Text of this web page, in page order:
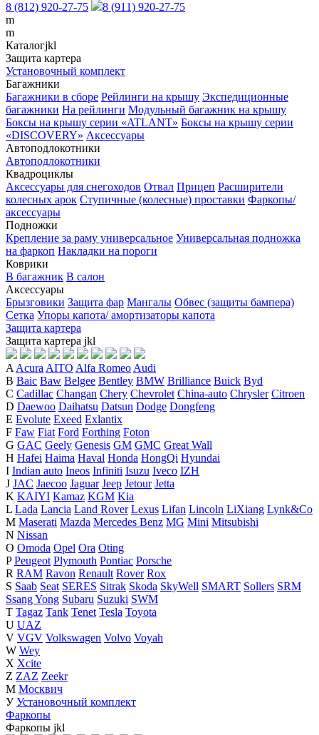
8 (812) 920-27-75
8 (911) 920-27-75
m
m
Каталогjkl
Защита картера
Установочный комплект
Багажники
Багажники в сборе Рейлинги на крышу Экспедиционные
багажники На рейлинги Модульный багажник на крышу
Боксы на крышу серии «ATLANT» Боксы на крышу серии
«DISCOVERY» Аксессуары
Автоподлокотники
Автоподлокотники
Квадроциклы
Аксессуары для снегоходов Отвал Прицеп Расширители
колесных арок Ступичные (колесные) проставки Фаркопы/
аксессуары
Подножки
Крепление за раму универсальное Универсальная подножка
на фаркоп Накладки на пороги
Коврики
В багажник В салон
Аксессуары
Брызговики Защита фар Мангалы Обвес (защиты бампера)
Сетка Упоры капота/ амортизаторы капота
Защита картера
Защита картера jkl
A Acura AITO Alfa Romeo Audi
B Baic Baw Belgee Bentley BMW Brilliance Buick Byd
C Cadillac Changan Chery Chevrolet China-auto Chrysler Citroen
D Daewoo Daihatsu Datsun Dodge Dongfeng
E Evolute Exeed Exlantix
F Faw Fiat Ford Forthing Foton
G GAC Geely Genesis GM GMC Great Wall
H Hafei Haima Haval Honda HongQi Hyundai
I Indian auto Ineos Infiniti Isuzu Iveco IZH
J JAC Jaecoo Jaguar Jeep Jetour Jetta
K KAIYI Kamaz KGM Kia
L Lada Lancia Land Rover Lexus Lifan Lincoln LiXiang Lynk&Co
M Maserati Mazda Mercedes Benz MG Mini Mitsubishi
N Nissan
O Omoda Opel Ora Oting
P Peugeot Plymouth Pontiac Porsche
R RAM Ravon Renault Rover Rox
S Saab Seat SERES Sitrak Skoda SkyWell SMART Sollers SRM
Ssang Yong Subaru Suzuki SWM
T Tagaz Tank Tenet Tesla Toyota
U UAZ
V VGV Volkswagen Volvo Voyah
W Wey
X Xcite
Z ZAZ Zeekr
М Москвич
У Установочный комплект
Фаркопы
Фаркопы jkl